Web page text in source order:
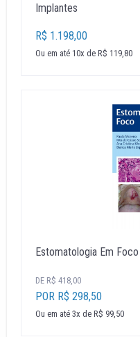
Implantes
R$ 1.198,00
Ou em até 10x de R$ 119,80
Estomatologia Em Foco
DE R$ 418,00
POR R$ 298,50
Ou em até 3x de R$ 99,50